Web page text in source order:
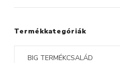
következőre:
Termékkategóriák
BIG TERMÉKCSALÁD